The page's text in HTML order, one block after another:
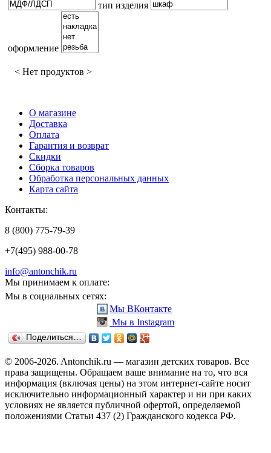
тип изделия
оформление
< Нет продуктов >
О магазине
Доставка
Оплата
Гарантия и возврат
Скидки
Сборка товаров
Обработка персональных данных
Карта сайта
Контакты:
8 (800) 775-79-39
+7(495) 988-00-78
info@antonchik.ru
Мы принимаем к оплате:
Мы в социальных сетях:
Мы ВКонтакте
Мы в Instagram
Поделиться…
© 2006-2026. Antonchik.ru — магазин детских товаров. Все
права защищены. Обращаем ваше внимание на то, что вся
информация (включая цены) на этом интернет-сайте носит
исключительно информационный характер и ни при каких
условиях не является публичной офертой, определяемой
положениями Статьи 437 (2) Гражданского кодекса РФ.